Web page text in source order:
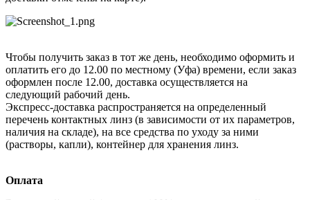
Чтобы получить заказ в тот же день, необходимо оформить и
оплатить его до 12.00 по местному (Уфа) времени, если заказ
оформлен после 12.00, доставка осуществляется на
следующий рабочий день.
Экспресс-доставка распространяется на определенный
перечень контактных линз (в зависимости от их параметров,
наличия на складе), на все средства по уходу за ними
(растворы, капли), контейнер для хранения линз.
Оплата